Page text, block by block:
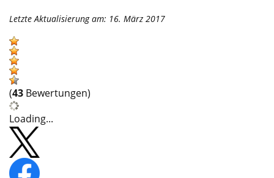
Letzte Aktualisierung am: 16. März 2017
(43 Bewertungen)
Loading...